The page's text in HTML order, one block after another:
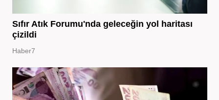
Sıfır Atık Forumu'nda geleceğin yol haritası
çizildi
Haber7